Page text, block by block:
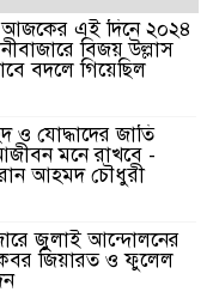
এই দিনে ২০২৪
বিজয় উল্লাস
বদলে গিয়েছিল
ও যোদ্ধাদের জাতি
মনে রাখবে -
আহমদ চৌধুরী
জুলাই আন্দোলনের
জিয়ারত ও ফুলেল